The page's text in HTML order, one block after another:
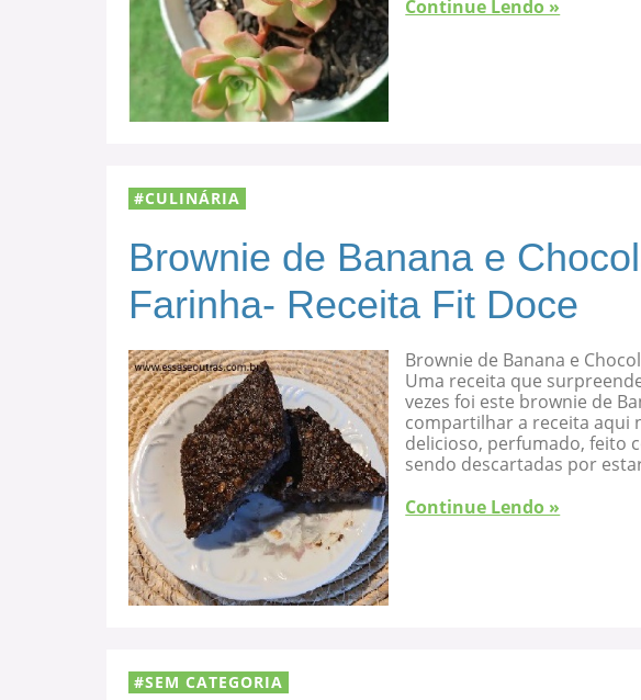
Continue Lendo »
CULINÁRIA
Brownie de Banana e
Farinha- Receita Fit Doce
Brownie de Banana e
Uma receita que
vezes foi este brownie de
compartilhar a receita aqui
delicioso, perfumado, feito
sendo descartadas por
Continue Lendo »
SEM CATEGORIA